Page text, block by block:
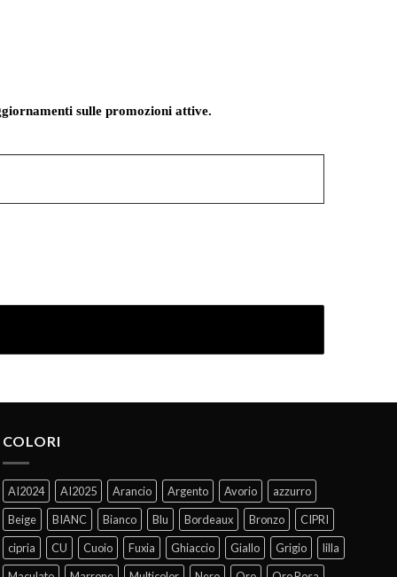
sulle promozioni attive.
COLORI
AI2024 AI2025 Arancio Argento Avorio
azzurro
Beige
BIANC Bianco Blu Bordeaux Bronzo
CIPRI
cipria
CU Cuoio Fuxia Ghiaccio Giallo Grigio
lilla